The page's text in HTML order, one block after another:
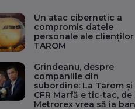
Un atac cibernetic a
compromis datele
personale ale clienților
TAROM
Grindeanu, despre
companiile din
subordine: La Tarom și
CFR Marfă e tic-tac, de
Metrorex vrea să ia